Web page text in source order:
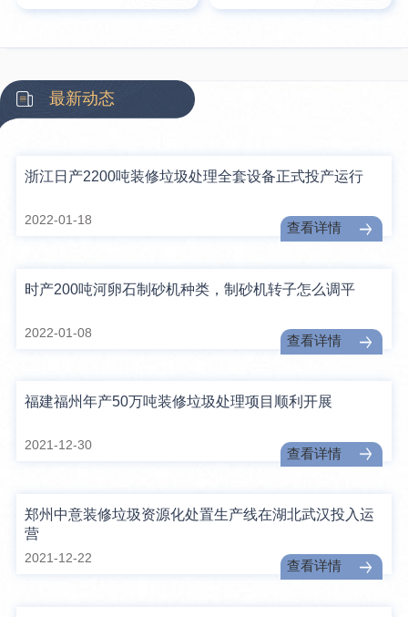
最新动态
浙江日产2200吨装修垃圾处理全套设备正式投产运行
2022-01-18
查看详情
时产200吨河卵石制砂机种类，制砂机转子怎么调平
2022-01-08
查看详情
福建福州年产50万吨装修垃圾处理项目顺利开展
2021-12-30
查看详情
郑州中意装修垃圾资源化处置生产线在湖北武汉投入运
营
2021-12-22
查看详情